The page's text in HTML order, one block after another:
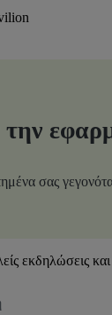
σας
εκδηλώσεις